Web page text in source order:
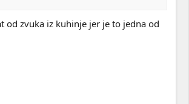
od zvuka iz kuhinje jer je to jedna od